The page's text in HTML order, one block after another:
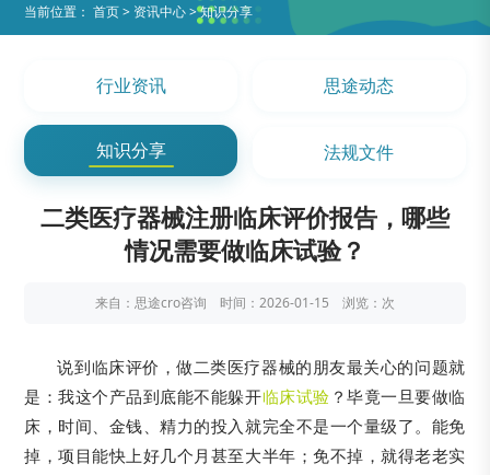
当前位置：首页> 资讯中心>知识分享
行业资讯 思途动态
知识分享 法规文件
二类医疗器械注册临床评价报告，哪些
情况需要做临床试验？
来自：思途cro咨询 时间：2026-01-15 浏览： 次
说到临床评价，做二类医疗器械的朋友最关心的问题就
是：我这个产品到底能不能躲开临床试验 ？毕竟一旦要做临
床，时间、金钱、精力的投入就完全不是一个量级了。能免
掉，项目能快上好几个月甚至大半年；免不掉，就得老老实